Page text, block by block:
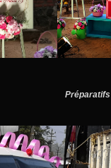
Préparatifs